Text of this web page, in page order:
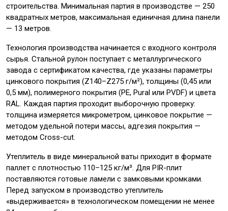
строительства. Минимальная партия в производстве — 250
квадратных метров, максимальная единичная длина панели
— 13 метров.
Технология производства начинается с входного контроля
сырья. Стальной рулон поступает с металлургического
завода с сертификатом качества, где указаны параметры
цинкового покрытия (Z140–Z275 г/м²), толщины (0,45 или
0,5 мм), полимерного покрытия (PE, Pural или PVDF) и цвета
RAL. Каждая партия проходит выборочную проверку:
толщина измеряется микрометром, цинковое покрытие —
методом удельной потери массы, адгезия покрытия —
методом Cross-cut.
Утеплитель в виде минеральной ваты приходит в формате
паллет с плотностью 110–125 кг/м³. Для PIR-плит
поставляются готовые ламели с замковыми кромками.
Перед запуском в производство утеплитель
«выдерживается» в технологическом помещении не менее